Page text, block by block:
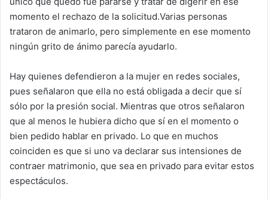
momento el rechazo de la solicitud.Varias personas
trataron de animarlo, pero simplemente en ese momento
ningún grito de ánimo parecía ayudarlo.
Hay quienes defendieron a la mujer en redes sociales,
pues señalaron que ella no está obligada a decir que sí
sólo por la presión social. Mientras que otros señalaron
que al menos le hubiera dicho que sí en el momento o
bien pedido hablar en privado. Lo que en muchos
coinciden es que si uno va declarar sus intensiones de
contraer matrimonio, que sea en privado para evitar estos
espectáculos.